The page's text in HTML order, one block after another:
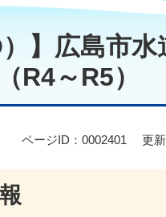
）】広島市
R4～R5）
ページID：0002401 更